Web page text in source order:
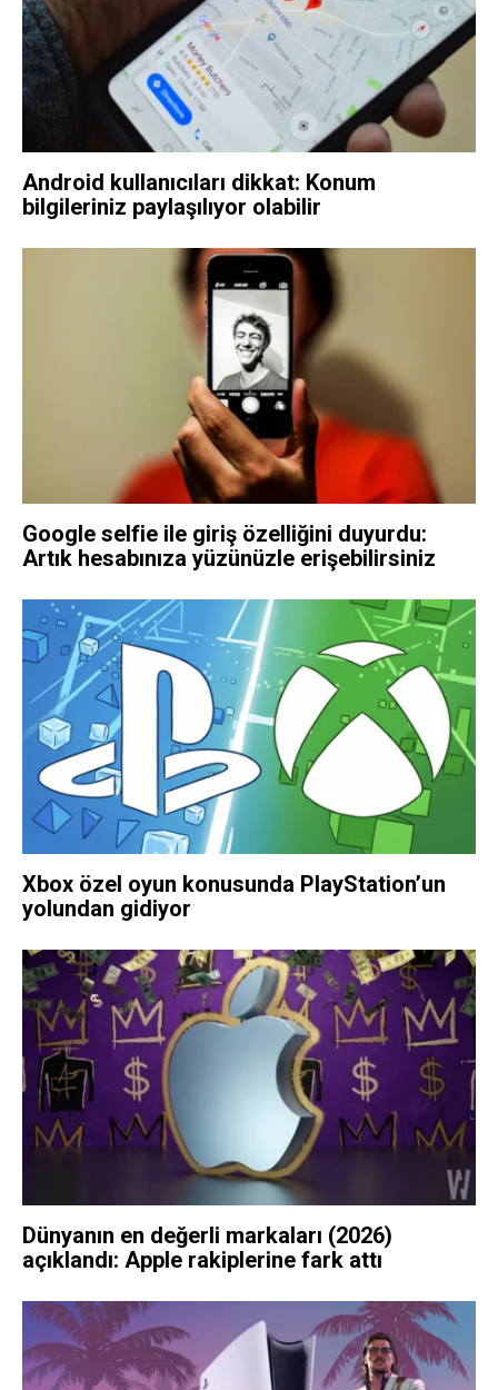
Android kullanıcıları dikkat: Konum
bilgileriniz paylaşılıyor olabilir
Google selfie ile giriş özelliğini duyurdu:
Artık hesabınıza yüzünüzle erişebilirsiniz
Xbox özel oyun konusunda PlayStation’un
yolundan gidiyor
Dünyanın en değerli markaları (2026)
açıklandı: Apple rakiplerine fark attı